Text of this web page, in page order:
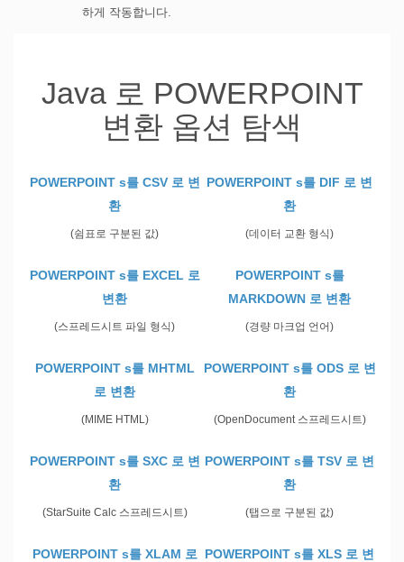
하게 작동합니다.
Java 로 POWERPOINT
변환 옵션 탐색
POWERPOINT s를 CSV 로 변
환
(쉼표로 구분된 값)
POWERPOINT s를 DIF 로 변
환
(데이터 교환 형식)
POWERPOINT s를 EXCEL 로
변환
(스프레드시트 파일 형식)
POWERPOINT s를
MARKDOWN 로 변환
(경량 마크업 언어)
POWERPOINT s를 MHTML
로 변환
(MIME HTML)
POWERPOINT s를 ODS 로 변
환
(OpenDocument 스프레드시트)
POWERPOINT s를 SXC 로 변
환
(StarSuite Calc 스프레드시트)
POWERPOINT s를 TSV 로 변
환
(탭으로 구분된 값)
POWERPOINT s를 XLAM 로
POWERPOINT s를 XLS 로 변